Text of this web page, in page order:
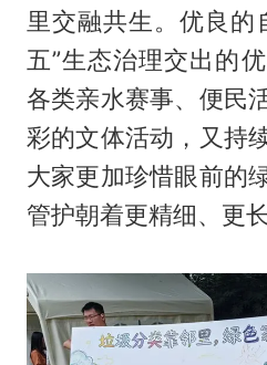
里交融共生。优良的
五”生态治理交出的
各类亲水赛事、便民
彩的文体活动，又持
大家更加珍惜眼前的
管护朝着更精细、更